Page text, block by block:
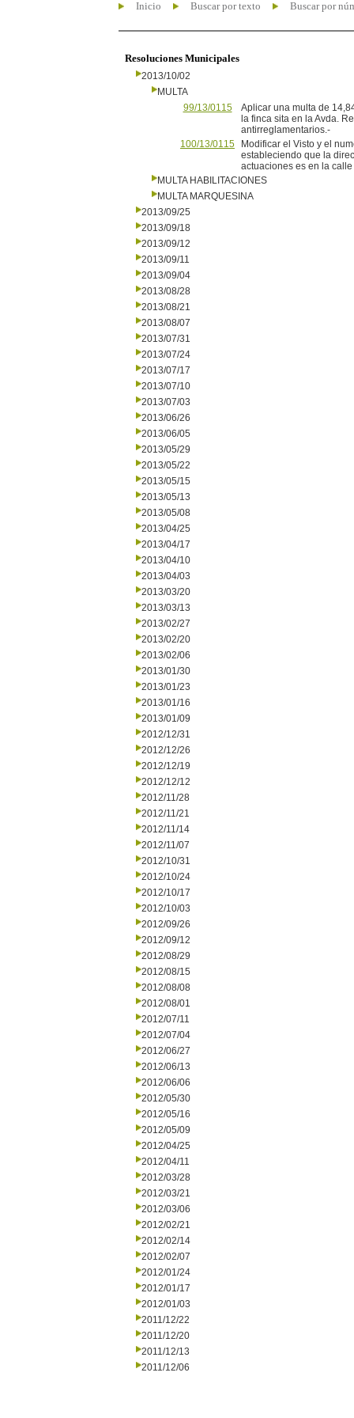
Inicio Buscar por texto Buscar por
Resoluciones Municipales
2013/10/02
MULTA
99/13/0115
Aplicar una multa de
la finca sita en la Avda.
antirreglamentarios.-
100/13/0115
Modificar el Visto y el
estableciendo que la
actuaciones es en la
MULTA HABILITACIONES
MULTA MARQUESINA
2013/09/25
2013/09/18
2013/09/12
2013/09/11
2013/09/04
2013/08/28
2013/08/21
2013/08/07
2013/07/31
2013/07/24
2013/07/17
2013/07/10
2013/07/03
2013/06/26
2013/06/05
2013/05/29
2013/05/22
2013/05/15
2013/05/13
2013/05/08
2013/04/25
2013/04/17
2013/04/10
2013/04/03
2013/03/20
2013/03/13
2013/02/27
2013/02/20
2013/02/06
2013/01/30
2013/01/23
2013/01/16
2013/01/09
2012/12/31
2012/12/26
2012/12/19
2012/12/12
2012/11/28
2012/11/21
2012/11/14
2012/11/07
2012/10/31
2012/10/24
2012/10/17
2012/10/03
2012/09/26
2012/09/12
2012/08/29
2012/08/15
2012/08/08
2012/08/01
2012/07/11
2012/07/04
2012/06/27
2012/06/13
2012/06/06
2012/05/30
2012/05/16
2012/05/09
2012/04/25
2012/04/11
2012/03/28
2012/03/21
2012/03/06
2012/02/21
2012/02/14
2012/02/07
2012/01/24
2012/01/17
2012/01/03
2011/12/22
2011/12/20
2011/12/13
2011/12/06